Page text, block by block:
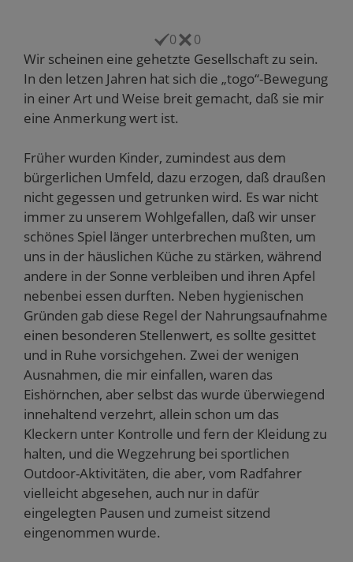
0 0
Wir scheinen eine gehetzte Gesellschaft zu sein.
In den letzen Jahren hat sich die „togo“-Bewegung
in einer Art und Weise breit gemacht, daß sie mir
eine Anmerkung wert ist.
Früher wurden Kinder, zumindest aus dem
bürgerlichen Umfeld, dazu erzogen, daß draußen
nicht gegessen und getrunken wird. Es war nicht
immer zu unserem Wohlgefallen, daß wir unser
schönes Spiel länger unterbrechen mußten, um
uns in der häuslichen Küche zu stärken, während
andere in der Sonne verbleiben und ihren Apfel
nebenbei essen durften. Neben hygienischen
Gründen gab diese Regel der Nahrungsaufnahme
einen besonderen Stellenwert, es sollte gesittet
und in Ruhe vorsichgehen. Zwei der wenigen
Ausnahmen, die mir einfallen, waren das
Eishörnchen, aber selbst das wurde überwiegend
innehaltend verzehrt, allein schon um das
Kleckern unter Kontrolle und fern der Kleidung zu
halten, und die Wegzehrung bei sportlichen
Outdoor-Aktivitäten, die aber, vom Radfahrer
vielleicht abgesehen, auch nur in dafür
eingelegten Pausen und zumeist sitzend
eingenommen wurde.